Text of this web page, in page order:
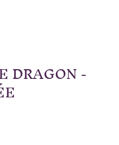
DRAGON -